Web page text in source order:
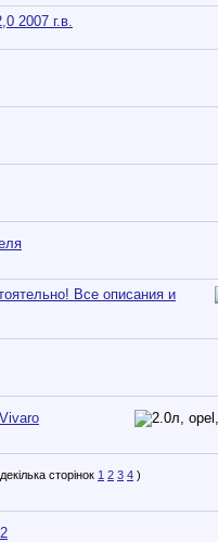
2007 г.в.
Все описания и
1 2 3 4 )